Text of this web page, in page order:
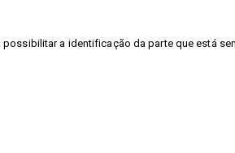
a identificação da parte que está